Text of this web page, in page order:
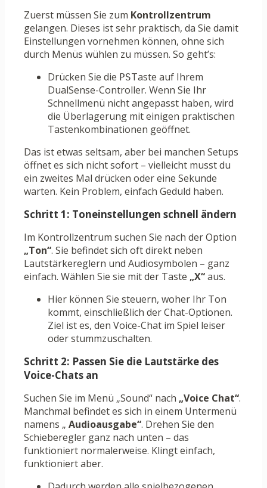
Zuerst müssen Sie zum Kontrollzentrum
gelangen. Dieses ist sehr praktisch, da Sie damit
Einstellungen vornehmen können, ohne sich
durch Menüs wühlen zu müssen. So geht’s:
Drücken Sie die PSTaste auf Ihrem
DualSense-Controller. Wenn Sie Ihr
Schnellmenü nicht angepasst haben, wird
die Überlagerung mit einigen praktischen
Tastenkombinationen geöffnet.
Das ist etwas seltsam, aber bei manchen Setups
öffnet es sich nicht sofort – vielleicht musst du
ein zweites Mal drücken oder eine Sekunde
warten. Kein Problem, einfach Geduld haben.
Schritt 1: Toneinstellungen schnell ändern
Im Kontrollzentrum suchen Sie nach der Option
„Ton“. Sie befindet sich oft direkt neben
Lautstärkereglern und Audiosymbolen – ganz
einfach. Wählen Sie sie mit der Taste „X“aus.
Hier können Sie steuern, woher Ihr Ton
kommt, einschließlich der Chat-Optionen.
Ziel ist es, den Voice-Chat im Spiel leiser
oder stummzuschalten.
Schritt 2: Passen Sie die Lautstärke des
Voice-Chats an
Suchen Sie im Menü „Sound“ nach „Voice Chat“.
Manchmal befindet es sich in einem Untermenü
namens „ Audioausgabe“. Drehen Sie den
Schieberegler ganz nach unten – das
funktioniert normalerweise. Klingt einfach,
funktioniert aber.